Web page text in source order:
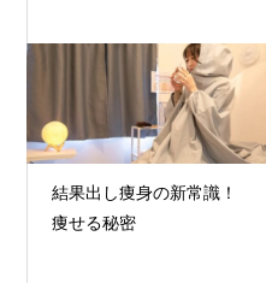
結果出し痩身の新常識！
痩せる秘密